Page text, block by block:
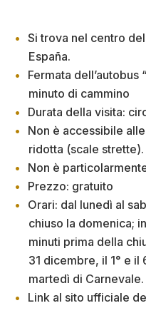
Si trova nel centro
España.
Fermata dell’autobus
minuto di cammino
Durata della visita:
Non è accessibile
ridotta (scale strette).
Non è
Prezzo: gratuito
Orari: dal lunedì al
chiuso la domenica;
minuti prima della
31 dicembre, il 1° e il
martedì di Carnevale.
Link al sito ufficiale